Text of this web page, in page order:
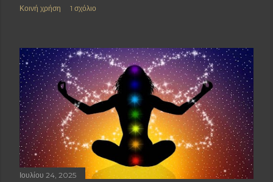
Κοινή χρήση 1 σχόλιο
Ιουλίου 24, 2025